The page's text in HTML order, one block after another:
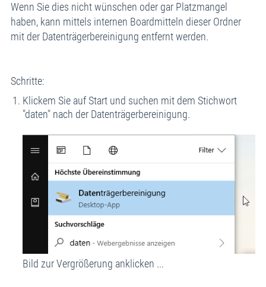
Wenn Sie dies nicht wünschen oder gar Platzmangel
haben, kann mittels internen Boardmitteln dieser Ordner
mit der Datenträgerbereinigung entfernt werden.
Schritte:
Klickem Sie auf Start und suchen mit dem Stichwort
"daten" nach der Datenträgerbereinigung.
Bild zur Vergrößerung anklicken ...